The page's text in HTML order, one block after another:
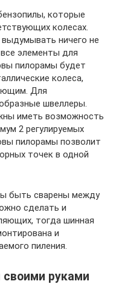
которые
колесах.
ничего не
элементы для
пилорамы будет
колеса,
Для
швеллеры.
иметь возможность
2 регулируемых
пилорамы позволит
точек в одной
быть сварены между
сделать и
тогда шинная
и
пиления.
руками